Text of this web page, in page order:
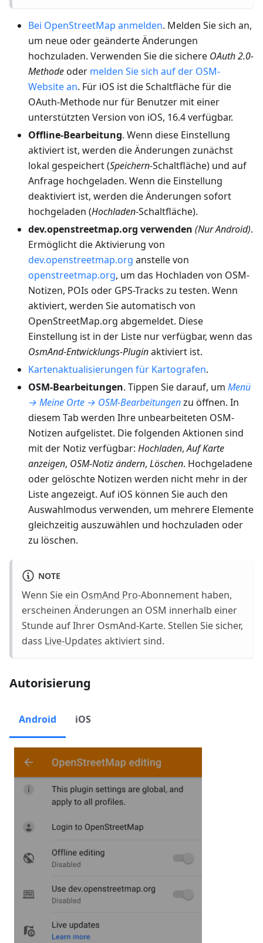
Bei OpenStreetMap anmelden. Melden Sie sich an,
um neue oder geänderte Änderungen
hochzuladen. Verwenden Sie die sichere OAuth 2.0-
Methodeoder melden Sie sich auf der OSM-
Website an. Für iOS ist die Schaltfläche für die
OAuth-Methode nur für Benutzer mit einer
unterstützten Version von iOS, 16.4 verfügbar.
Offline-Bearbeitung. Wenn diese Einstellung
aktiviert ist, werden die Änderungen zunächst
lokal gespeichert (Speichern-Schaltfläche) und auf
Anfrage hochgeladen. Wenn die Einstellung
deaktiviert ist, werden die Änderungen sofort
hochgeladen (Hochladen-Schaltfläche).
dev.openstreetmap.org verwenden (Nur Android).
Ermöglicht die Aktivierung von
dev.openstreetmap.org anstelle von
openstreetmap.org, um das Hochladen von OSM-
Notizen, POIs oder GPS-Tracks zu testen. Wenn
aktiviert, werden Sie automatisch von
OpenStreetMap.org abgemeldet. Diese
Einstellung ist in der Liste nur verfügbar, wenn das
OsmAnd-Entwicklungs-Pluginaktiviert ist.
Kartenaktualisierungen für Kartografen.
OSM-Bearbeitungen. Tippen Sie darauf, um Menü
→ Meine Orte → OSM-Bearbeitungenzu öffnen. In
diesem Tab werden Ihre unbearbeiteten OSM-
Notizen aufgelistet. Die folgenden Aktionen sind
mit der Notiz verfügbar: Hochladen,Auf Karte
anzeigen, OSM-Notiz ändern, Löschen. Hochgeladene
oder gelöschte Notizen werden nicht mehr in der
Liste angezeigt. Auf iOS können Sie auch den
Auswahlmodus verwenden, um mehrere Elemente
gleichzeitig auszuwählen und hochzuladen oder
zu löschen.
NOTE
Wenn Sie ein OsmAnd Pro-Abonnement haben,
erscheinen Änderungen an OSM innerhalb einer
Stunde auf Ihrer OsmAnd-Karte. Stellen Sie sicher,
dass Live-Updates aktiviert sind.
Autorisierung
Android iOS